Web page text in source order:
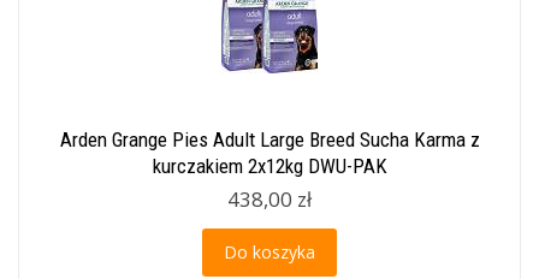
Arden Grange Pies Adult Large Breed Sucha Karma z
kurczakiem 2x12kg DWU-PAK
438,00 zł
Do koszyka